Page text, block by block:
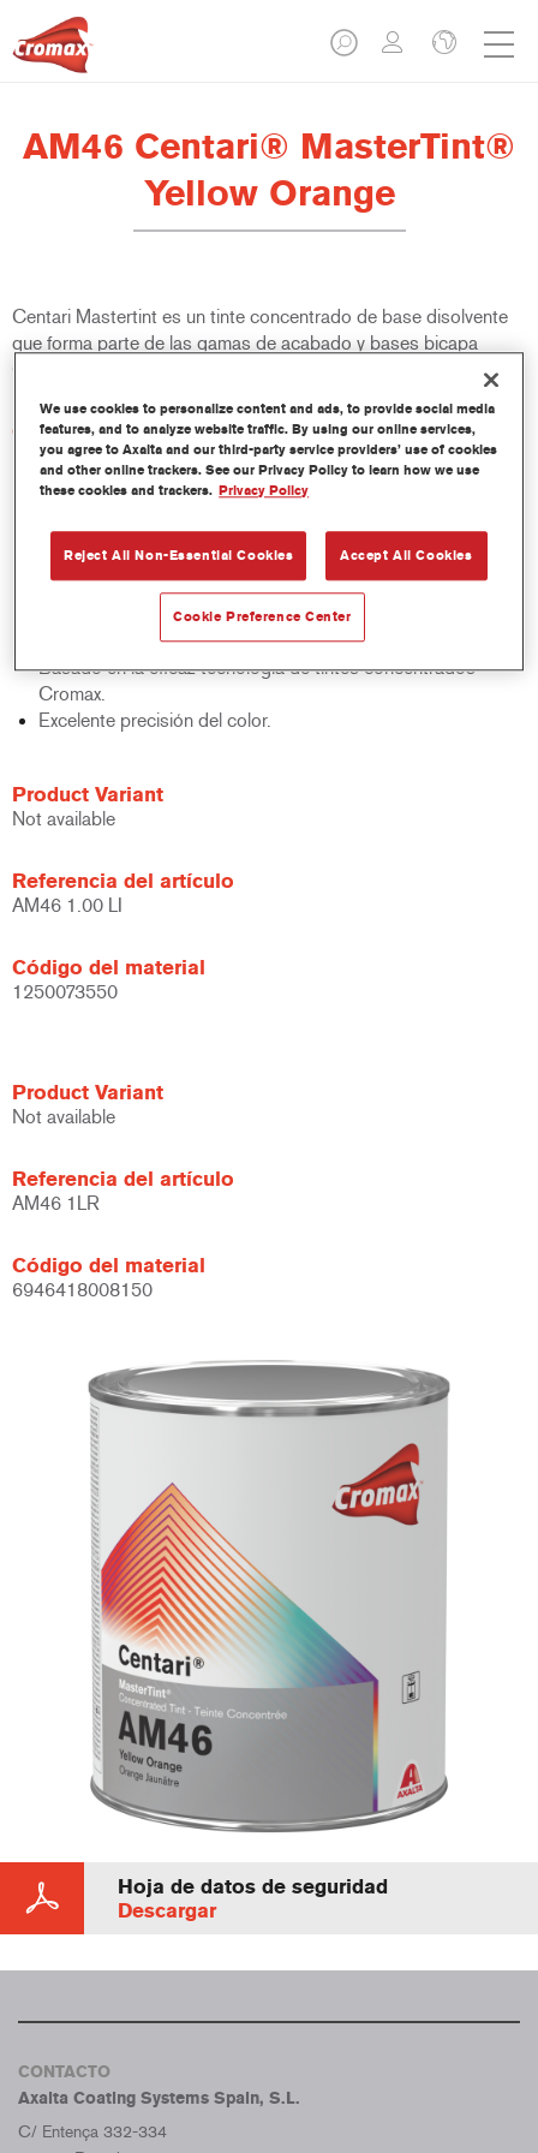
AM46 Centari® MasterTint®
Yellow Orange
Centari Mastertint es un tinte concentrado de base disolvente
que forma parte de las gamas de acabado y bases bicapa
Centari.
Características del producto
Sistema de pintado de base disolvente, único por su
versatilidad y facilidad de uso.
calidades de base disolvente: medios y altos sólidos,
acabados y bases bicapa.
Rápido control de stocks.
Ahorra espacio de almacenamiento.
Basado en la eficaz tecnología de tintes concentrados
Cromax.
Excelente precisión del color.
Product Variant
Not available
Referencia del artículo
AM46 1.00 LI
Código del material
1250073550
Product Variant
Not available
Referencia del artículo
AM46 1LR
Código del material
6946418008150
Hoja de datos de seguridad
Descargar
CONTACTO
Axalta Coating Systems Spain, S.L.
C/ Entença 332-334
We use cookies to personalize content and ads, to provide social media
features, and to analyze website traffic. By using our online services,
you agree to Axalta and our third-party service providers’ use of cookies
and other online trackers. See our Privacy Policy to learn how we use
these cookies and trackers. Privacy Policy
Reject All Non-Essential Cookies Accept All Cookies
Cookie Preference Center